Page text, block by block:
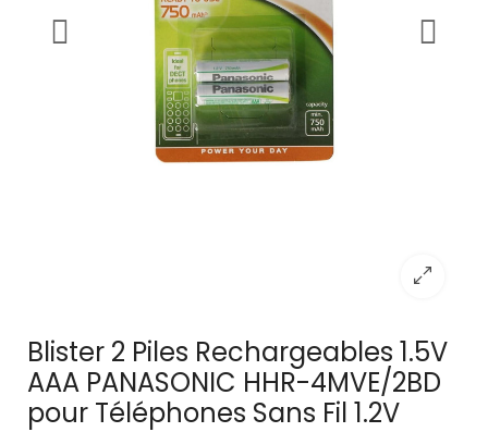
Blister 2 Piles Rechargeables 1.5V
AAA PANASONIC HHR-4MVE/2BD
pour Téléphones Sans Fil 1.2V